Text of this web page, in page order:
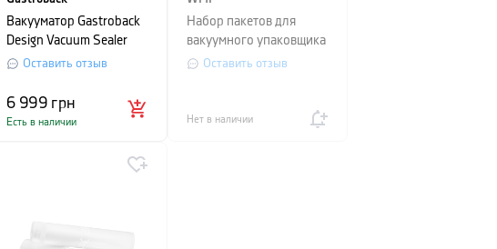
Вакууматор Gastroback
Design Vacuum Sealer
Advanced Scale,
Оставить отзыв
6 999 грн
Есть в наличии
Набор пакетов для
вакуумного упаковщика
WMF Lono, 20х30 см,
Оставить отзыв
Нет в наличии